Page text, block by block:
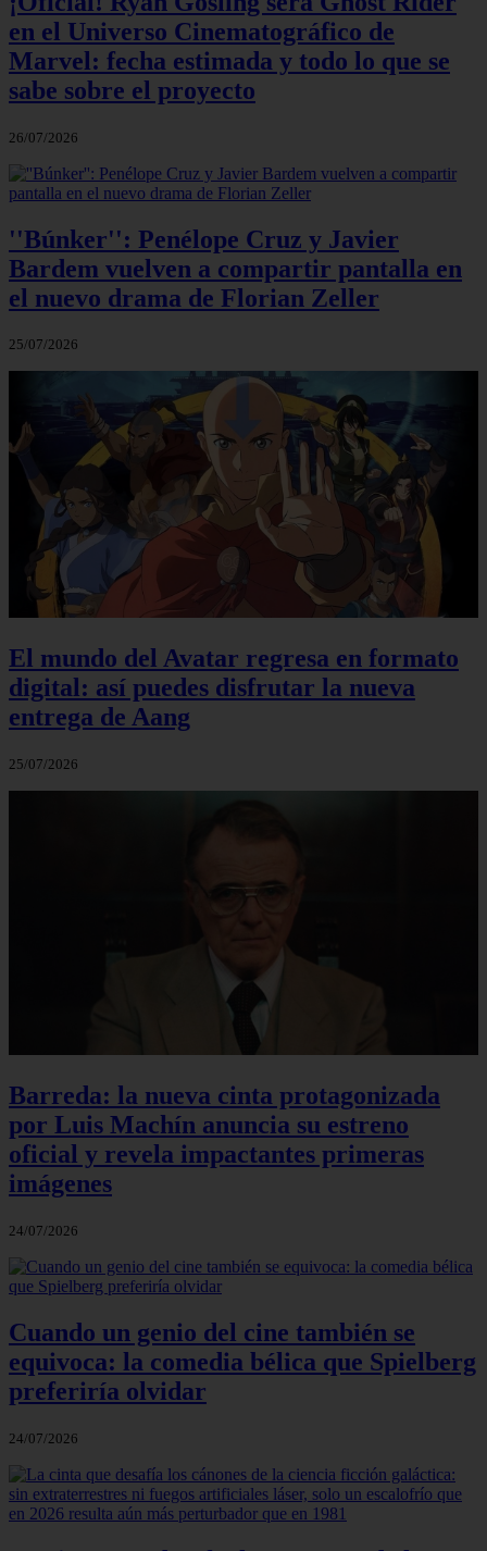
en el Universo Cinematográfico de
Marvel: fecha estimada y todo lo que se
sabe sobre el proyecto
26/07/2026
''Búnker'': Penélope Cruz y Javier
Bardem vuelven a compartir pantalla en
el nuevo drama de Florian Zeller
25/07/2026
El mundo del Avatar regresa en formato
digital: así puedes disfrutar la nueva
entrega de Aang
25/07/2026
Barreda: la nueva cinta protagonizada
por Luis Machín anuncia su estreno
oficial y revela impactantes primeras
imágenes
24/07/2026
Cuando un genio del cine también se
equivoca: la comedia bélica que Spielberg
preferiría olvidar
24/07/2026